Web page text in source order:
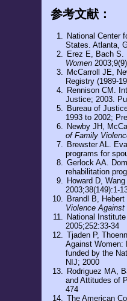
参考文献：
National Center
States. Atlanta,
Erez E, Bach
Women
McCarroll JE,
Registry (1989-
Rennison CM.
Justice; 2003.
Bureau of
1993 to 2002;
Newby JH,
of Family
Brewster AL.
programs for
Gerlock AA.
rehabilitation
Howard D,
2003;38(149):1-
Brandl B,
Violence Against
National
2005;252:33-34
Tjaden P,
Against Women:
funded by the
NIJ; 2000
Rodriguez MA,
and Attitudes of
474
The American